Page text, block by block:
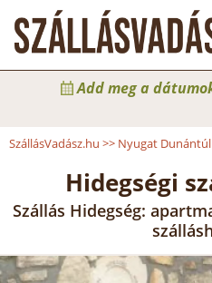
Add meg a
SzállásVadász.hu >> Nyugat Dunántúl
Hidegségi
Szállás Hidegség: